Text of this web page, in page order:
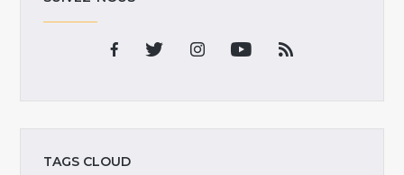
TAGS CLOUD